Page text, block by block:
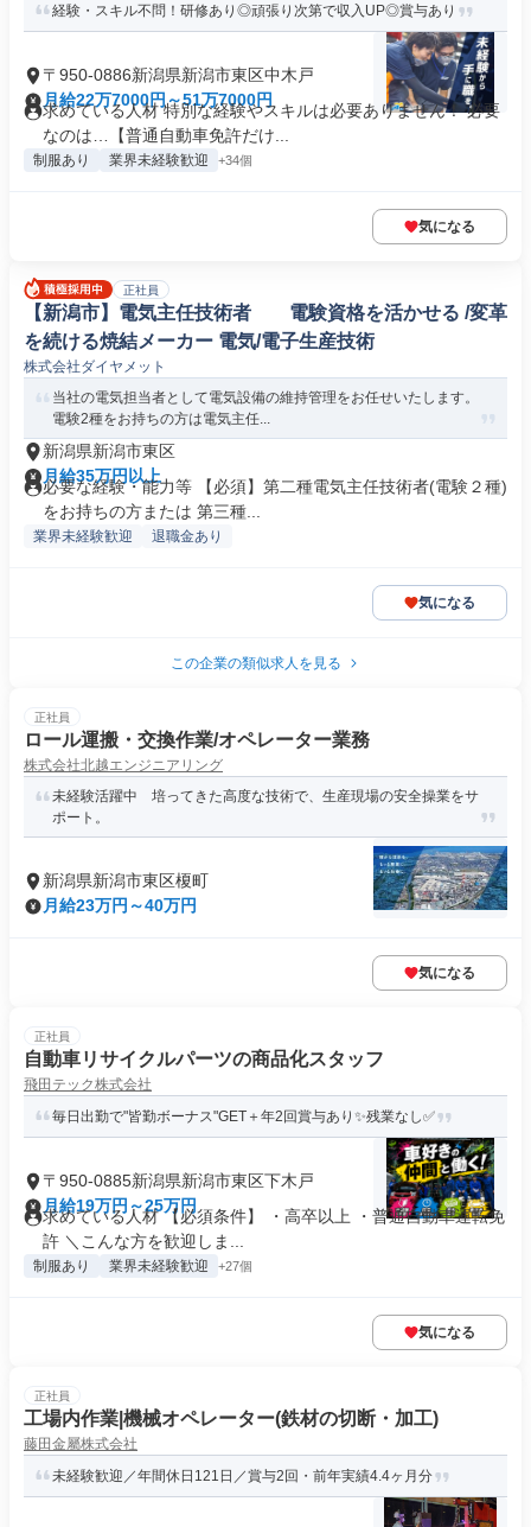
経験・スキル不問！研修あり◎頑張り次第で収入UP◎賞与あり
〒950-0886新潟県新潟市東区中木戸
月給22万7000円～51万7000円
求めている人材 特別な経験やスキルは必要ありません！ 必要
なのは…【普通自動車免許だけ...
制服あり 業界未経験歓迎 +34個
気になる
正社員
【新潟市】電気主任技術者 電験資格を活かせる /変革
を続ける焼結メーカー 電気/電子生産技術
株式会社ダイヤメット
当社の電気担当者として電気設備の維持管理をお任せいたします。
電験2種をお持ちの方は電気主任...
新潟県新潟市東区
月給35万円以上
必要な経験・能力等 【必須】第二種電気主任技術者(電験２種)
をお持ちの方または 第三種...
業界未経験歓迎 退職金あり
気になる
この企業の類似求人を見る
正社員
ロール運搬・交換作業/オペレーター業務
株式会社北越エンジニアリング
未経験活躍中 培ってきた高度な技術で、生産現場の安全操業をサ
ポート。
新潟県新潟市東区榎町
月給23万円～40万円
気になる
正社員
自動車リサイクルパーツの商品化スタッフ
飛田テック株式会社
毎日出勤で"皆勤ボーナス"GET＋年2回賞与あり✨残業なし✅
〒950-0885新潟県新潟市東区下木戸
月給19万円～25万円
求めている人材 【必須条件】 ・高卒以上 ・普通自動車運転免
許 ＼こんな方を歓迎しま...
制服あり 業界未経験歓迎 +27個
気になる
正社員
工場内作業|機械オペレーター(鉄材の切断・加工)
藤田金屬株式会社
未経験歓迎／年間休日121日／賞与2回・前年実績4.4ヶ月分